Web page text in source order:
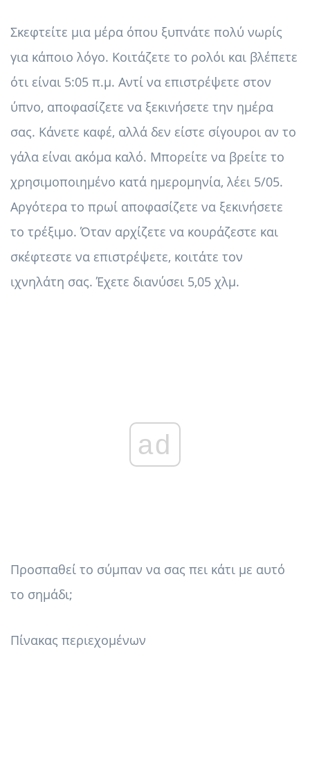
Σκεφτείτε μια μέρα όπου ξυπνάτε πολύ νωρίς
για κάποιο λόγο. Κοιτάζετε το ρολόι και βλέπετε
ότι είναι 5:05 π.μ. Αντί να επιστρέψετε στον
ύπνο, αποφασίζετε να ξεκινήσετε την ημέρα
σας. Κάνετε καφέ, αλλά δεν είστε σίγουροι αν το
γάλα είναι ακόμα καλό. Μπορείτε να βρείτε το
χρησιμοποιημένο κατά ημερομηνία, λέει 5/05.
Αργότερα το πρωί αποφασίζετε να ξεκινήσετε
το τρέξιμο. Όταν αρχίζετε να κουράζεστε και
σκέφτεστε να επιστρέψετε, κοιτάτε τον
ιχνηλάτη σας. Έχετε διανύσει 5,05 χλμ.
ad
Προσπαθεί το σύμπαν να σας πει κάτι με αυτό
το σημάδι;
Πίνακας περιεχομένων